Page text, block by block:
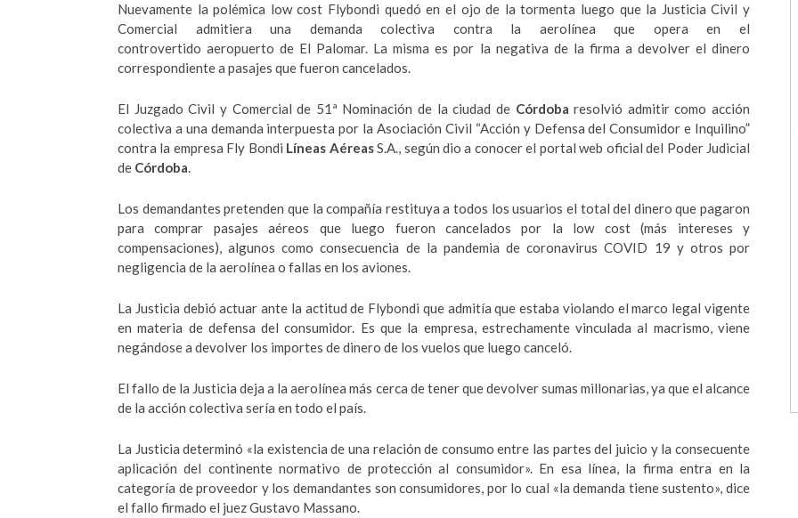
Nuevamente la polémica low cost Flybondi quedó en el ojo de la tormenta luego que la Justicia Civil y
Comercial admitiera una demanda colectiva contra la aerolínea que opera en el
controvertido aeropuerto de El Palomar. La misma es por la negativa de la firma a devolver el dinero
correspondiente a pasajes que fueron cancelados.
El Juzgado Civil y Comercial de 51ª Nominación de la ciudad de Córdoba resolvió admitir como acción
colectiva a una demanda interpuesta por la Asociación Civil “Acción y Defensa del Consumidor e Inquilino”
contra la empresa Fly Bondi Líneas AéreasS.A., según dio a conocer el portal web oficial del Poder Judicial
de Córdoba.
Los demandantes pretenden que la compañía restituya a todos los usuarios el total del dinero que pagaron
para comprar pasajes aéreos que luego fueron cancelados por la low cost (más intereses y
compensaciones), algunos como consecuencia de la pandemia de coronavirus COVID 19 y otros por
negligencia de la aerolínea o fallas en los aviones.
La Justicia debió actuar ante la actitud de Flybondi que admitía que estaba violando el marco legal vigente
en materia de defensa del consumidor. Es que la empresa, estrechamente vinculada al macrismo, viene
negándose a devolver los importes de dinero de los vuelos que luego canceló.
El fallo de la Justicia deja a la aerolínea más cerca de tener que devolver sumas millonarias, ya que el alcance
de la acción colectiva sería en todo el país.
La Justicia determinó «la existencia de una relación de consumo entre las partes del juicio y la consecuente
aplicación del continente normativo de protección al consumidor». En esa línea, la firma entra en la
categoría de proveedor y los demandantes son consumidores, por lo cual «la demanda tiene sustento», dice
el fallo firmado el juez Gustavo Massano.